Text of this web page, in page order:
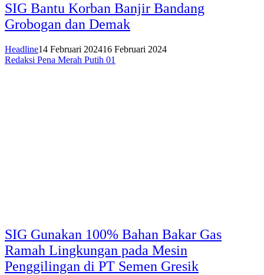
SIG Bantu Korban Banjir Bandang
Grobogan dan Demak
Headline14 Februari 202416 Februari 2024
Redaksi Pena Merah Putih 01
SIG Gunakan 100% Bahan Bakar Gas
Ramah Lingkungan pada Mesin
Penggilingan di PT Semen Gresik